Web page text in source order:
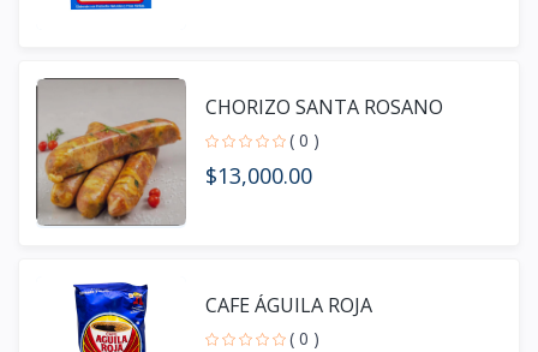
CHORIZO SANTA ROSANO
( 0 )
$13,000.00
CAFE ÁGUILA ROJA
( 0 )